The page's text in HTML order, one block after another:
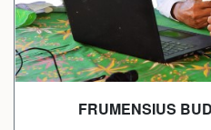
FRUMENSIUS